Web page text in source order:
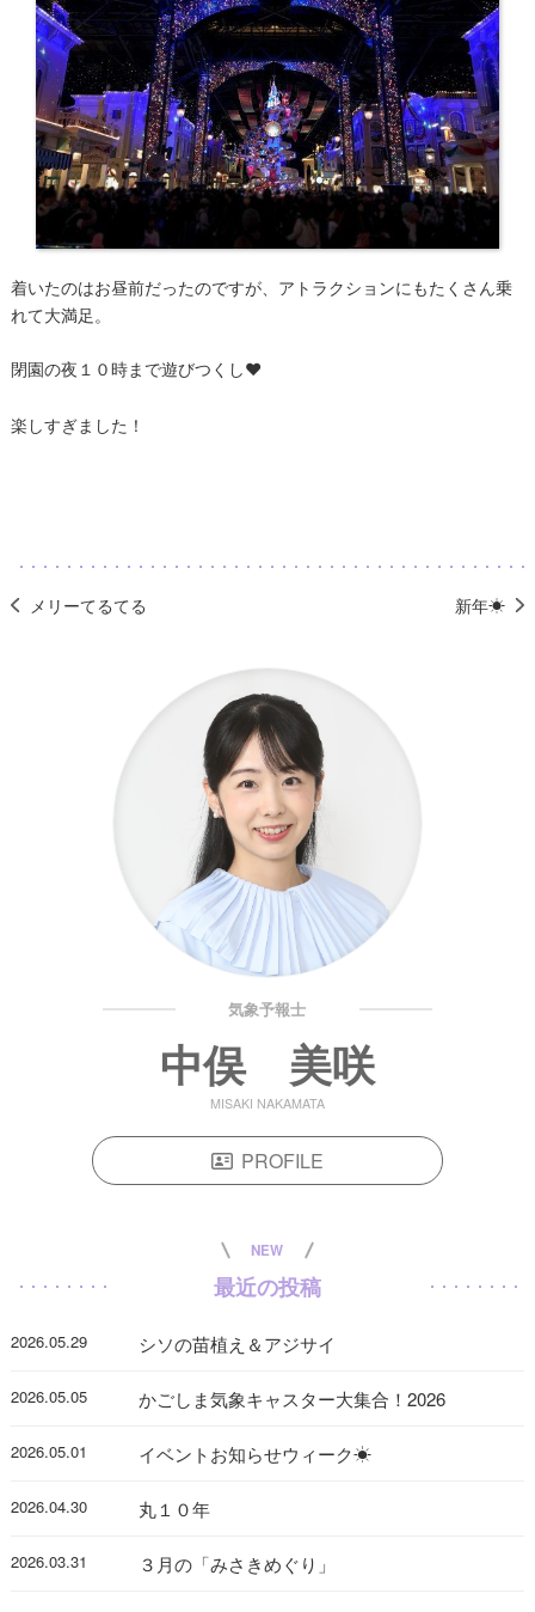
着いたのはお昼前だったのですが、アトラクションにもたくさん乗
れて大満足。
閉園の夜１０時まで遊びつくし♥
楽しすぎました！
メリーてるてる 新年☀
気象予報士
中俣 美咲
MISAKI NAKAMATA
PROFILE
NEW
最近の投稿
2026.05.29 シソの苗植え＆アジサイ
2026.05.05 かごしま気象キャスター大集合！2026
2026.05.01 イベントお知らせウィーク☀
2026.04.30 丸１０年
2026.03.31 ３月の「みさきめぐり」